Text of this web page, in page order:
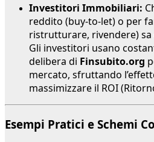
Investitori Immobiliari:
reddito (buy-to-let) o per
ristrutturare, rivendere)
Gli investitori usano
delibera di Finsubito.org
mercato, sfruttando
massimizzare il ROI
Esempi Pratici e Schemi